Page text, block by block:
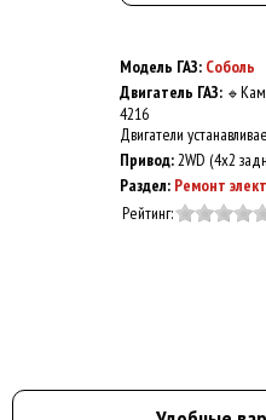
Модель ГАЗ: Соболь
Двигатель ГАЗ: 🔹
4216
Двигатели
Привод:2WD (4x2
Раздел: Ремонт
Рейтинг: